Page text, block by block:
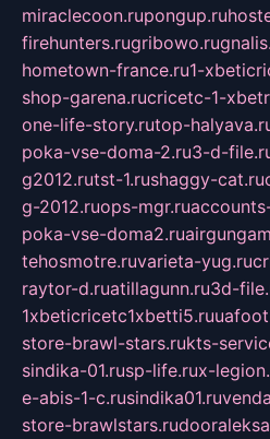
miraclecoon.rupongup.ru
firehunters.rugribowo.ru
hometown-france.ru1-
shop-garena.rucricetc-1-
one-life-story.rutop-
poka-vse-doma-2.ru3-d-
g2012.rutst-1.rushaggy-cat.ru
g-2012.ruops-mgr.ru
poka-vse-doma2.ru
tehosmotre.ruvarieta-yug.ru
raytor-d.ruatillagunn.ru3d-
1xbeticricetc1xbetti5.ru
store-brawl-stars.rukts-
sindika-01.rusp-life.rux-
e-abis-1-c.rusindika01.ru
store-brawlstars.ru